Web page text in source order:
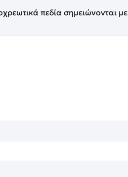
πεδία σημειώνονται με